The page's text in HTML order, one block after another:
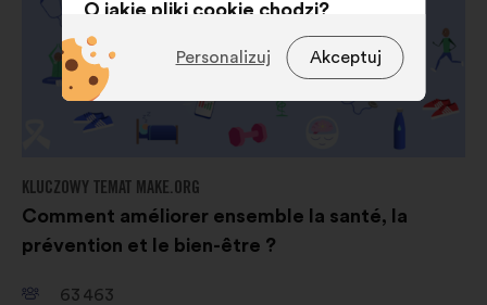
KLUCZOWY TEMAT MAKE.ORG
Comment améliorer ensemble la santé, la
prévention et le bien-être ?
63 463
O jakie pliki cookie chodzi?
Techniczne:pliki cookie niezbędne
do funkcjonowania strony
Preferencyjne:
służące poprawieniu
podczas przeglądania strony
pozwalające wzbogacić analizę
Akceptuj
Personalizuj